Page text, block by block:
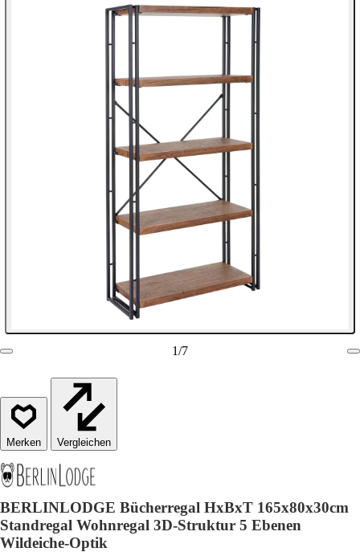
1/7
Vergleichen
BERLINLODGE Bücherregal HxBxT 165x80x30cm
Standregal Wohnregal 3D-Struktur 5 Ebenen
Wildeiche-Optik